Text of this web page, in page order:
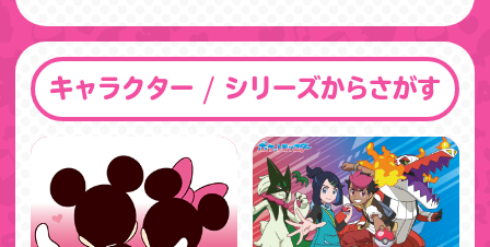
キャラクター / シリーズからさがす